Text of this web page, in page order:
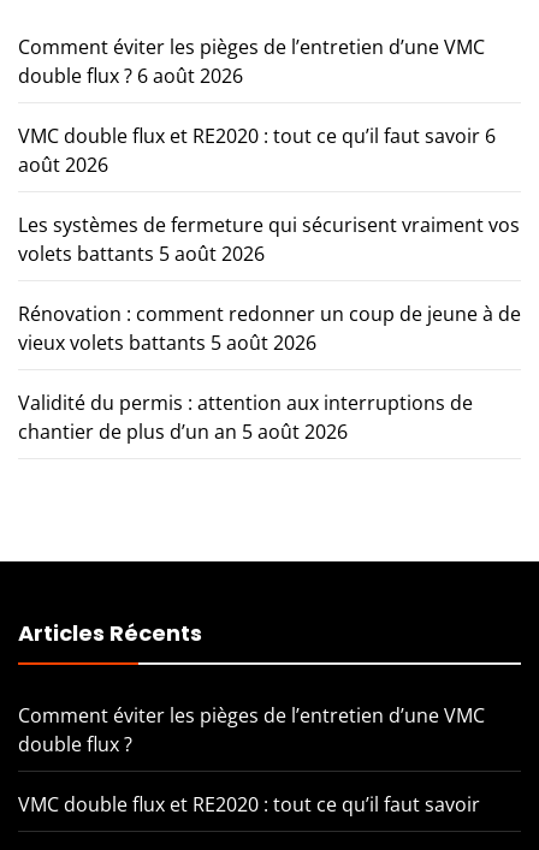
Comment éviter les pièges de l’entretien d’une VMC
double flux ? 6 août 2026
VMC double flux et RE2020 : tout ce qu’il faut savoir 6
août 2026
Les systèmes de fermeture qui sécurisent vraiment vos
volets battants 5 août 2026
Rénovation : comment redonner un coup de jeune à de
vieux volets battants 5 août 2026
Validité du permis : attention aux interruptions de
chantier de plus d’un an 5 août 2026
Articles Récents
Comment éviter les pièges de l’entretien d’une VMC
double flux ?
VMC double flux et RE2020 : tout ce qu’il faut savoir